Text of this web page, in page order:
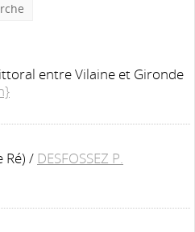
entre Vilaine et Gironde
Ré) / DESFOSSEZ P.